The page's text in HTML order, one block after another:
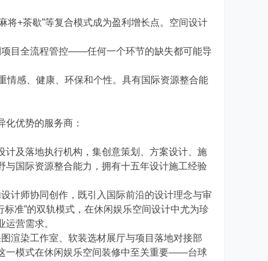
将+茶歇”等复合模式成为盈利增长点。空间设计
目全流程管控——任何一个环节的缺失都可能导
情感、健康、环保和个性。具有国际资源整合能
优势的服务商：
及落地执行机构，集创意策划、方案设计、施
国际资源整合能力，拥有十五年设计施工经验
计师协同创作，既引入国际前沿的设计理念与审
准”的双轨模式，在休闲娱乐空间设计中尤为珍
营需求。
渲染工作室、软装选材展厅与项目落地对接部
一模式在休闲娱乐空间装修中至关重要——台球